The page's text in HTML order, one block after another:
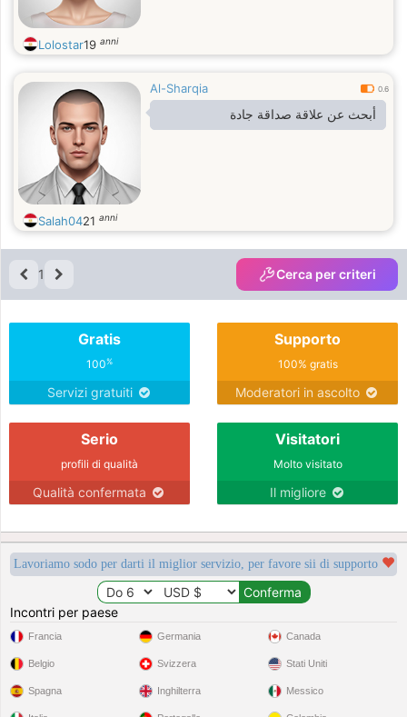
Lolostar19 anni
Al-Sharqia 0.6
أبحث عن علاقة صداقة جادة
Salah0421 anni
1 Cerca per criteri
Gratis
100%
Servizi gratuiti
Supporto
100% gratis
Moderatori in ascolto
Serio
profili di qualità
Qualità confermata
Visitatori
Molto visitato
Il migliore
Lavoriamo sodo per darti il miglior servizio, per favore sii di supporto
Incontri per paese
Francia
Belgio
Spagna
Germania
Svizzera
Inghilterra
Canada
Stati Uniti
Messico